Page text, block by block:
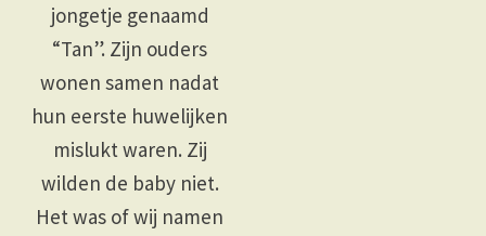
jongetje genaamd
“Tan”. Zijn ouders
wonen samen nadat
hun eerste huwelijken
mislukt waren. Zij
wilden de baby niet.
Het was of wij namen